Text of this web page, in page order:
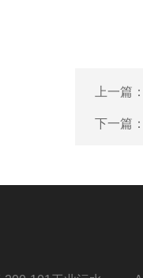
上一篇
下一篇